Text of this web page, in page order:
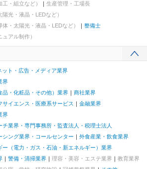
・組立など）
生産管理・工場長
光・液晶・LEDなど）
・太陽光・液晶・LEDなど）
整備士
アル制作）
ット・広告・メディア業界
界
品・化粧品・その他）業界
商社業界
イエンス・医療系サービス
金融業界
界
チ業界・専門事務所・監査法人・税理士法人
シング業界・コールセンター
外食産業・飲食業界
ー（電力・ガス・石油・新エネルギー）業界
警備・清掃業界 理容・美容・エステ業界
教育業界